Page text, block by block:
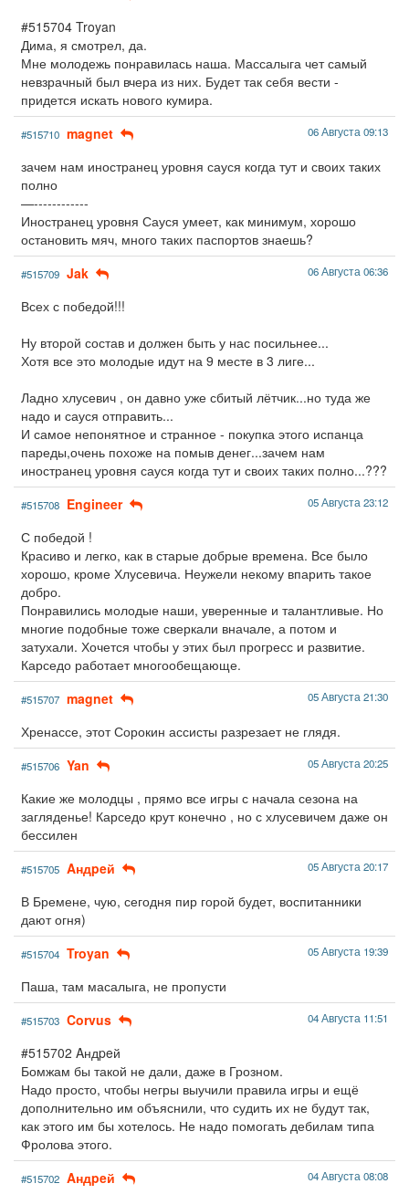
#515704 Troyan
Дима, я смотрел, да.
Мне молодежь понравилась наша. Массалыга чет самый
невзрачный был вчера из них. Будет так себя вести -
придется искать нового кумира.
#515710 magnet 06 Августа 09:13
зачем нам иностранец уровня сауся когда тут и своих таких
полно
—------------
Иностранец уровня Сауся умеет, как минимум, хорошо
остановить мяч, много таких паспортов знаешь?
#515709 Jak 06 Августа 06:36
Всех с победой!!!
Ну второй состав и должен быть у нас посильнее...
Хотя все это молодые идут на 9 месте в 3 лиге...
Ладно хлусевич , он давно уже сбитый лётчик...но туда же
надо и сауся отправить...
И самое непонятное и странное - покупка этого испанца
пареды,очень похоже на помыв денег...зачем нам
иностранец уровня сауся когда тут и своих таких полно...???
#515708 Engineer 05 Августа 23:12
С победой !
Красиво и легко, как в старые добрые времена. Все было
хорошо, кроме Хлусевича. Неужели некому впарить такое
добро.
Понравились молодые наши, уверенные и талантливые. Но
многие подобные тоже сверкали вначале, а потом и
затухали. Хочется чтобы у этих был прогресс и развитие.
Карседо работает многообещающе.
#515707 magnet 05 Августа 21:30
Хренассе, этот Сорокин ассисты разрезает не глядя.
#515706 Yan 05 Августа 20:25
Какие же молодцы , прямо все игры с начала сезона на
загляденье! Карседо крут конечно , но с хлусевичем даже он
бессилен
#515705 Aндpeй 05 Августа 20:17
В Бремене, чую, сегодня пир горой будет, воспитанники
дают огня)
#515704 Troyan 05 Августа 19:39
Паша, там масалыга, не пропусти
#515703 Corvus 04 Августа 11:51
#515702 Aндpeй
Бомжам бы такой не дали, даже в Грозном.
Надо просто, чтобы негры выучили правила игры и ещё
дополнительно им объяснили, что судить их не будут так,
как этого им бы хотелось. Не надо помогать дебилам типа
Фролова этого.
#515702 Aндpeй 04 Августа 08:08